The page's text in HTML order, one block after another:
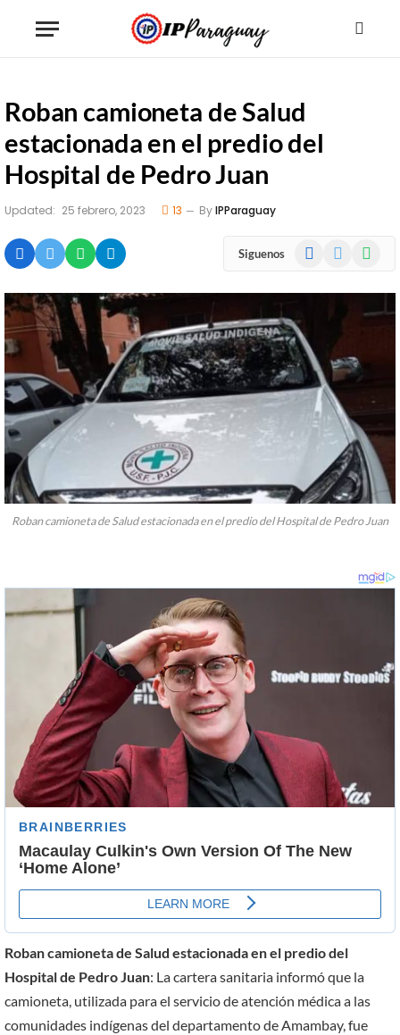
Roban camioneta de Salud
estacionada en el predio del
Hospital de Pedro Juan
Updated: 25 febrero, 2023 13 ByIPParaguay
Siguenos Facebook
Roban camioneta de Salud estacionada en el predio del Hospital de Pedro Juan
Roban camioneta de Salud estacionada en el predio del
Hospital de Pedro Juan: La cartera sanitaria informó que la
camioneta, utilizada para el servicio de atención médica a las
comunidades indígenas del departamento de Amambay, fue